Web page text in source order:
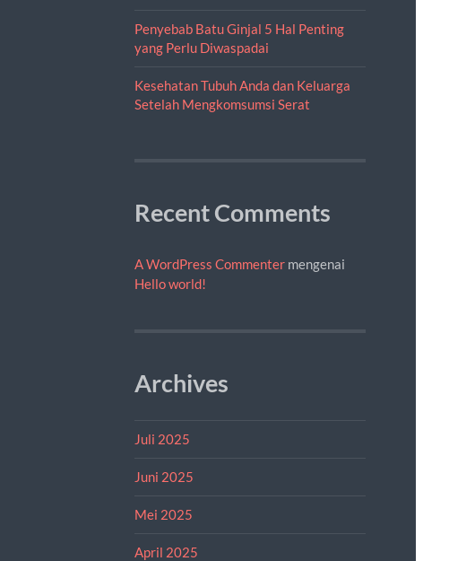
Penyebab Batu Ginjal 5 Hal Penting
yang Perlu Diwaspadai
Kesehatan Tubuh Anda dan Keluarga
Setelah Mengkomsumsi Serat
Recent Comments
A WordPress Commentermengenai
Hello world!
Archives
Juli 2025
Juni 2025
Mei 2025
April 2025